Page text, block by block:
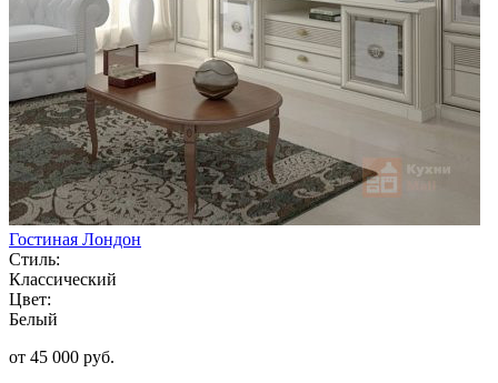
Гостиная Лондон
Стиль:
Классический
Цвет:
Белый
от 45 000 руб.